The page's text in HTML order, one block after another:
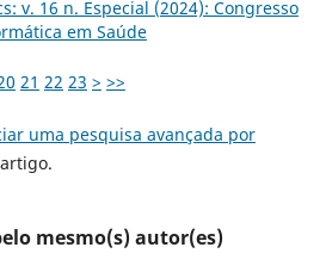
v. 16 n. Especial (2024): Congresso
em Saúde
21 22 23 > >>
uma pesquisa avançada por
mesmo(s) autor(es)